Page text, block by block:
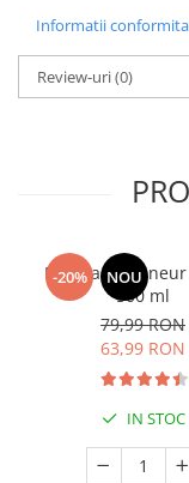
Informatii
Review-uri(0)
-20% NOU
Manhaē
500 ml
79,99 RON
63,99 RON
IN STOC